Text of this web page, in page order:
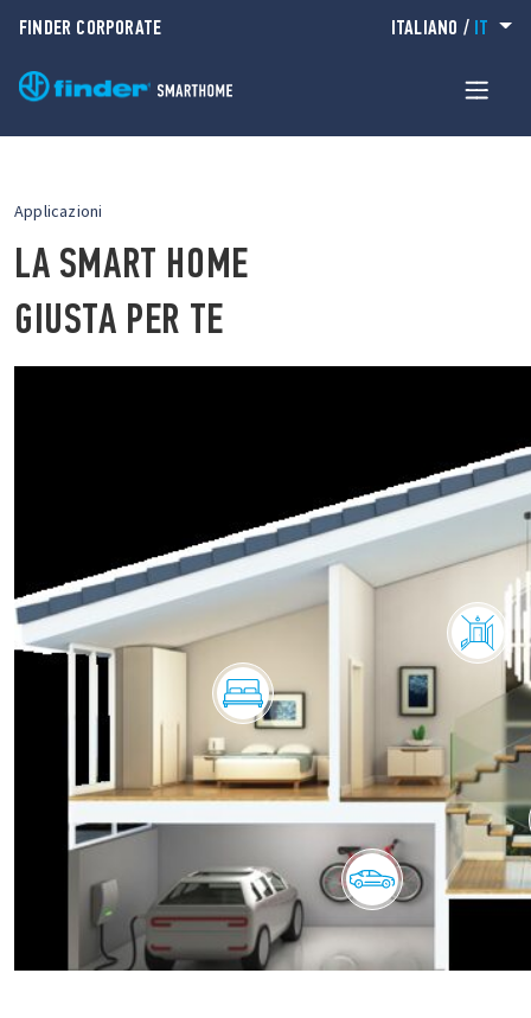
FINDER CORPORATE ITALIANO / IT
Applicazioni
LA SMART HOME
GIUSTA PER TE